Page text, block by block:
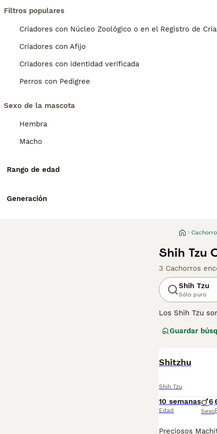
Filtros populares
Criadores con Núcleo Zoológico o en el Registro de
Criadores con Afijo
Criadores con identidad verificada
Perros con Pedigree
Sexo de la mascota
Hembra
Macho
Rango de edad
Generación
Shih Tzu
3 Cachorros
Shih Tzu
Sólo puro
Los Shih Tzu
Compartir el
Lee nuestra
Guardar
Shitzhu
Shih Tzu
10 semanas
Edad
6
Sexo